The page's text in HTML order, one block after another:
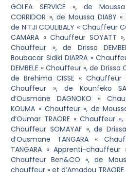
GOLFA SERVICE », de
CORRIDOR », de Moussa DIABY
de N’TJI COULIBALY « Chauffeur
CAMARA « Chauffeur SOYATT
Chauffeur », de Drissa
Boubacar Sidiki DIARRA «
DEMBELE « Chauffeur », de Drissa
de Brehima CISSE « Chauffeur
Chauffeur », de Kounfeko
d’Ousmane DAGNOKO «
KOUMA « Chauffeur », de
d’Oumar TRAORE « Chauffeur »,
Chauffeur SOMAYAF », de
d’Ousmane TANGARA «
TANGARA « Apprenti-chauffeur
Chauffeur Ben&CO », de
chauffeur » et d’Amadou